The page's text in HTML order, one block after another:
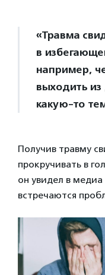
«Травма
в
например,
выходить
какую-то
Получив травму
прокручивать в
он увидел в
встречаются